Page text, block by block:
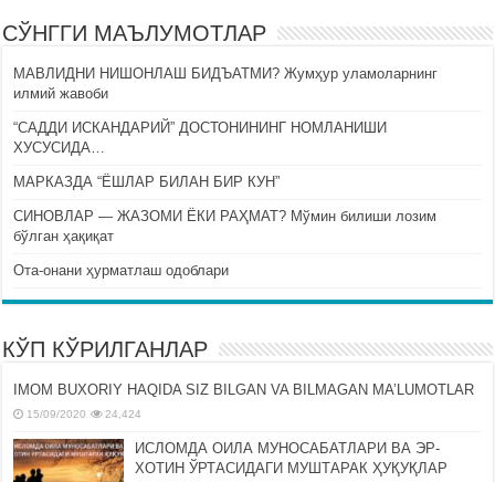
СЎНГГИ МАЪЛУМОТЛАР
МАВЛИДНИ НИШОНЛАШ БИДЪАТМИ? Жумҳур уламоларнинг
илмий жавоби
“САДДИ ИСКАНДАРИЙ” ДОСТОНИНИНГ НОМЛАНИШИ
ХУСУСИДА…
МАРКАЗДА “ЁШЛАР БИЛАН БИР КУН”
СИНОВЛАР — ЖАЗОМИ ЁКИ РАҲМАТ? Мўмин билиши лозим
бўлган ҳақиқат
Ота-онани ҳурматлаш одоблари
КЎП КЎРИЛГАНЛАР
IMOM BUXORIY HAQIDA SIZ BILGAN VA BILMAGAN MA’LUMOTLAR
15/09/2020 24,424
ИСЛОМДА ОИЛА МУНОСАБАТЛАРИ ВА ЭР-
ХОТИН ЎРТАСИДАГИ МУШТАРАК ҲУҚУҚЛАР